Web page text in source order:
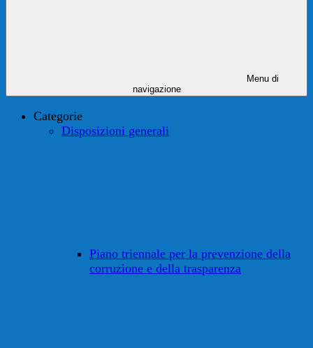
Menu di
navigazione
Categorie
Disposizioni generali
Piano triennale per la prevenzione della
corruzione e della trasparenza